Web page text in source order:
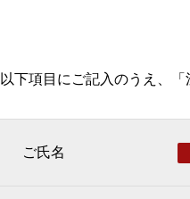
以下項目にご記入のうえ、
ご氏名